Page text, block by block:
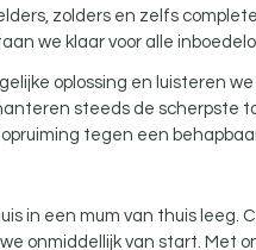
zolders en zelfs complete
we klaar voor alle
oplossing en luisteren
steeds de scherpste
tegen een
in een mum van thuis leeg.
onmiddellijk van start. Met